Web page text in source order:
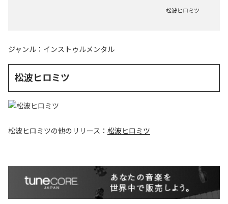
松波ヒロミツ
ジャンル： インストゥルメンタル
松波ヒロミツ
松波ヒロミツの他のリリース： 松波ヒロミツ